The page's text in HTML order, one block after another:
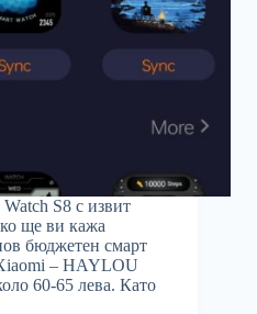
S8 с извит
ще ви кажа
бюджетен смарт
– HAYLOU
60-65 лева. Като